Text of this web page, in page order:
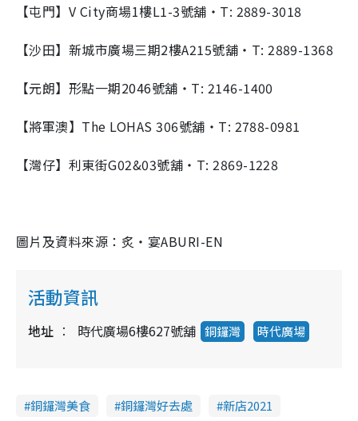
【屯門】V City商場1樓L1-3號舖・T: 2889-3018
【沙田】新城市廣場三期2樓A215號舖・T: 2889-1368
【元朗】形點一期2046號舖・T: 2146-1400
【將軍澳】The LOHAS 306號舖・T: 2788-0981
【灣仔】利東街G02&03號舖・T: 2869-1228
圖片及資料來源：炙‧宴ABURI-EN
活動資訊
地址 時代廣場6樓627號舖 銅鑼灣 時代廣場
銅鑼灣美食 銅鑼灣好去處
新店2021